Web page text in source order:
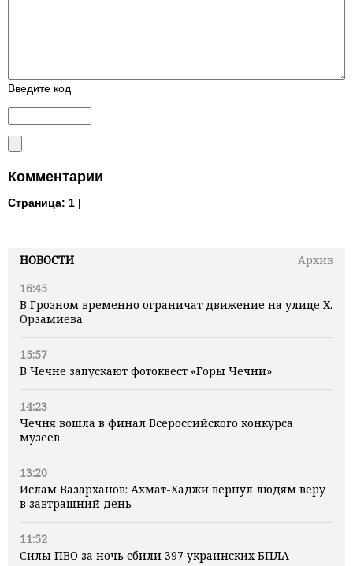
НОВОСТИ
Архив
16:45
В Грозном временно ограничат движение на улице Х.
Орзамиева
15:57
В Чечне запускают фотоквест «Горы Чечни»
14:23
Чечня вошла в финал Всероссийского конкурса
музеев
13:20
Ислам Вазарханов: Ахмат-Хаджи вернул людям веру
в завтрашний день
11:52
Силы ПВО за ночь сбили 397 украинских БПЛА
Введите код
Комментарии
Страница: 1 |